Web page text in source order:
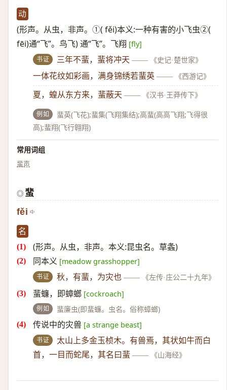
动
(形声。从虫，非声。①( fěi)本义:一种有害的小飞虫②(
fēi)通“飞”。鸟飞) 通“飞”。飞翔 [fly]
书证 三年不蜚，蜚将冲天 —— 《史记·楚世家》
一体花纹如彩画，满身锦绣若蜚英 —— 《西游记》
夏，蝗从东方来，蜚蔽天 —— 《汉书·王莽传下》
例如
蜚英(飞花);蜚集(飞翔集结);高蜚(高高飞翔;飞得很
高);蜚翔(飞行翱翔)
常用词组
蜚声
◎ 蜚
fěi
名
(形声。从虫，非声。本义:昆虫名。草螽)
同本义 [meadow grasshopper]
书证 秋，有蜚，为灾也 —— 《左传·庄公二十九年》
蜚蠊，即蟑螂 [cockroach]
例如 蜚廉虫(即蜚蠊。虫名。俗称蟑螂)
传说中的灾兽 [a strange beast]
书证
太山上多金玉桢木。有兽焉，其状如牛而白
首，一目而蛇尾，其名曰蜚 —— 《山海经》